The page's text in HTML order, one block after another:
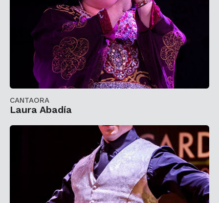
CANTAORA
Laura Abadía